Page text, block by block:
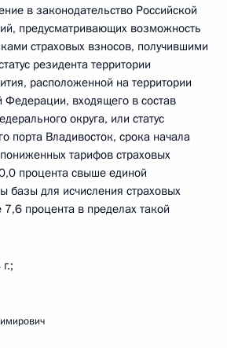
в законодательство Российской
предусматривающих возможность
страховых взносов, получившими
резидента территории
расположенной на территории
Федерации, входящего в состав
округа, или статус
порта Владивосток, срока начала
тарифов страховых
процента свыше единой
базы для исчисления страховых
процента в пределах такой